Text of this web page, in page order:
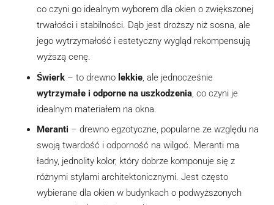
co czyni go idealnym wyborem dla okien o zwiększonej
trwałości i stabilności. Dąb jest droższy niż sosna, ale
jego wytrzymałość i estetyczny wygląd rekompensują
wyższą cenę.
Świerk – to drewno lekkie, ale jednocześnie
wytrzymałe i odporne na uszkodzenia, co czyni je
idealnym materiałem na okna.
Meranti – drewno egzotyczne, popularne ze względu na
swoją twardość i odporność na wilgoć. Meranti ma
ładny, jednolity kolor, który dobrze komponuje się z
różnymi stylami architektonicznymi. Jest często
wybierane dla okien w budynkach o podwyższonych
podczas
odwiedzania naszej
strony, zwiększasz
szansę na
treści i ofert.